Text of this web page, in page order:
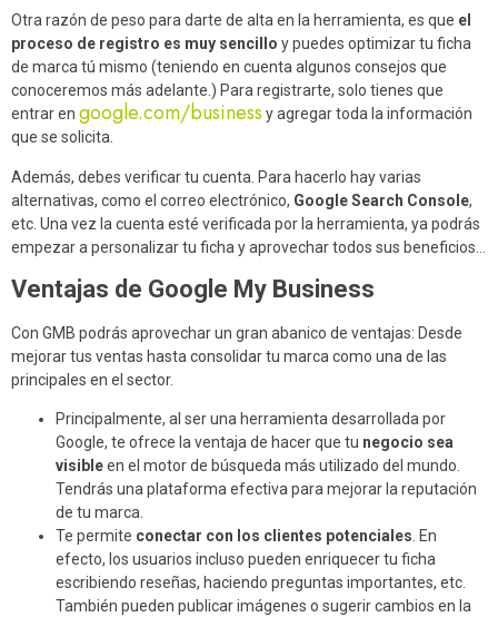
Otra razón de peso para darte de alta en la herramienta, es que el
proceso de registro es muy sencillo y puedes optimizar tu ficha
de marca tú mismo (teniendo en cuenta algunos consejos que
conoceremos más adelante.) Para registrarte, solo tienes que
entrar en google.com/business y agregar toda la información
que se solicita.
Además, debes verificar tu cuenta. Para hacerlo hay varias
alternativas, como el correo electrónico, Google Search Console,
etc. Una vez la cuenta esté verificada por la herramienta, ya podrás
empezar a personalizar tu ficha y aprovechar todos sus beneficios…
Ventajas de Google My Business
Con GMB podrás aprovechar un gran abanico de ventajas: Desde
mejorar tus ventas hasta consolidar tu marca como una de las
principales en el sector.
Principalmente, al ser una herramienta desarrollada por
Google, te ofrece la ventaja de hacer que tu negocio sea
visibleen el motor de búsqueda más utilizado del mundo.
Tendrás una plataforma efectiva para mejorar la reputación
de tu marca.
Te permite conectar con los clientes potenciales. En
efecto, los usuarios incluso pueden enriquecer tu ficha
escribiendo reseñas, haciendo preguntas importantes, etc.
También pueden publicar imágenes o sugerir cambios en la